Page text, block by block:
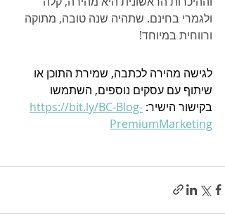
ולגמרי בחינם. שתהיה שנה טובה, מתוקה
ורווחית במיוחד!
לגישה מהירה לכתבה, שמירת התוכן או
שיתוף עם עסקים נוספים, השתמשו
בקישור הישיר: https://bit.ly/BC-Blog-
PremiumMarketing